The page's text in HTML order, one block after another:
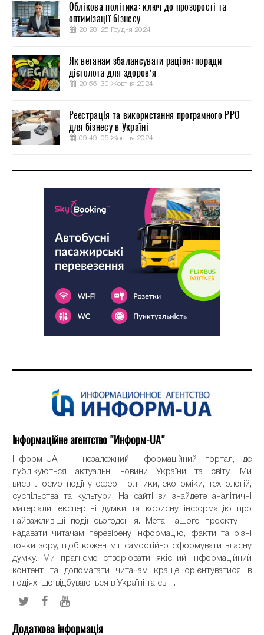
Облікова політика: ключ до прозорості та
оптимізації бізнесу
20:28, 25 Грудня 2024
Як веганам збалансувати раціон: поради
дієтолога для здоров’я
20:55, 30 Жовтня 2024
Реєстрація та використання програмного РРО
для бізнесу в Україні
09:49, 05 Жовтня 2024
Інформаційне агентство "Информ-UA"
Інформ-UA — незалежний інформаційний портал, де
публікуються актуальні новини України та світу. Ми
висвітлюємо події у сфері політики, економіки, технологій,
суспільства та культури. На сайті ви знайдете аналітичні
матеріали, експертні думки та корисну інформацію про
найважливіші події сьогодення. Мета нашого проєкту —
надавати читачам перевірену інформацію, факти та різні
точки зору, щоб кожен міг самостійно сформувати власну
думку. Ми прагнемо створювати якісний інформаційний
контент та допомагати читачам краще орієнтуватися в
подіях, що відбуваються в Україні та світі.
Додаткова інформація